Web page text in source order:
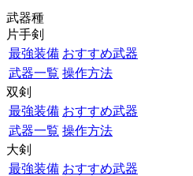
武器種
片手剣
最強装備 おすすめ武器
武器一覧 操作方法
双剣
最強装備 おすすめ武器
武器一覧 操作方法
大剣
最強装備 おすすめ武器